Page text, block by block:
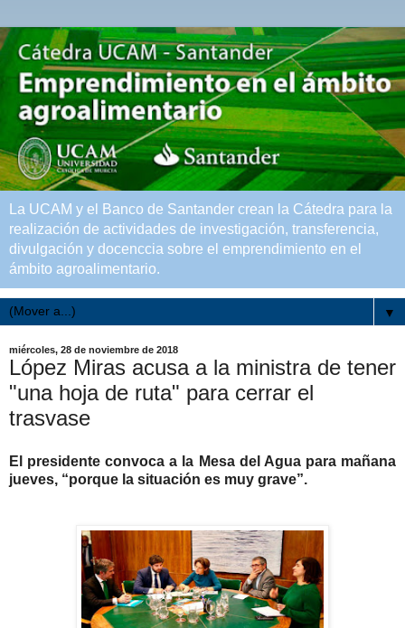
La UCAM y el Banco de Santander crean la Cátedra para la
realización de actividades de investigación, transferencia,
divulgación y docenccia sobre el emprendimiento en el
ámbito agroalimentario.
▼
miércoles, 28 de noviembre de 2018
López Miras acusa a la ministra de tener
"una hoja de ruta" para cerrar el
trasvase
El presidente convoca a la Mesa del Agua para mañana
jueves, “porque la situación es muy grave”.